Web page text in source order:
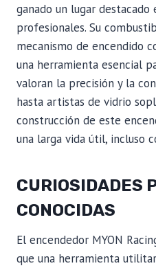
ganado un lugar destacado
profesionales. Su
mecanismo de encendido
una herramienta esencial
valoran la precisión y la
hasta artistas de vidrio
construcción de este
una larga vida útil, incluso
CURIOSIDADES
CONOCIDAS
El encendedor MYON
que una herramienta